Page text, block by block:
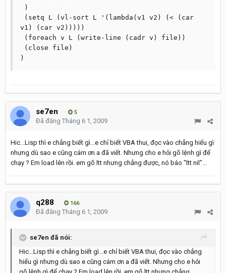
v1) (car v2)))))
)
se7en 5
Đã đăng Tháng 6 1, 2009
Hic...Lisp thì e chẳng biết gì...e chỉ biết VBA thui, đọc vào chẳng hiểu gì
nhưng dù sao e cũng cám ơn a đã viết. Nhưng cho e hỏi gõ lệnh gì để
chạy ? Em load lên rồi. em gõ ltt nhưng chẳng được, nó báo "ltt nil"...
q288 166
Đã đăng Tháng 6 1, 2009
se7en đã nói:
Hic...Lisp thì e chẳng biết gì...e chỉ biết VBA thui, đọc vào chẳng
hiểu gì nhưng dù sao e cũng cám ơn a đã viết. Nhưng cho e hỏi